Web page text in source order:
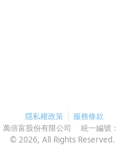
隱私權政策
服務條款
萬倍富股份有限公司 統一編號：
© 2026, All Rights Reserved.